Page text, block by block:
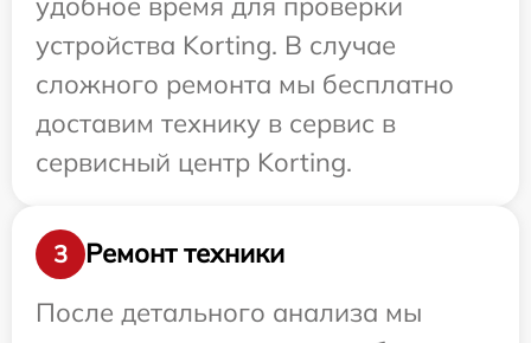
устройства Korting. В случае
сложного ремонта мы бесплатно
доставим технику в сервис в
сервисный центр Korting.
3
Ремонт техники
После детального анализа мы